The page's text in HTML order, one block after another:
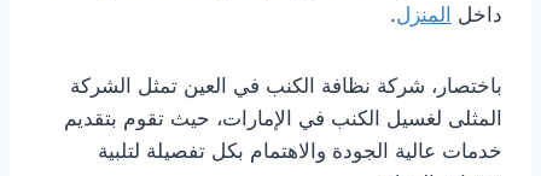
داخل المنزل.
باختصار، شركة نظافة الكنب في العين تمثل الشركة
المثلى لغسيل الكنب في الإمارات، حيث تقوم بتقديم
خدمات عالية الجودة والاهتمام بكل تفصيلة لتلبية